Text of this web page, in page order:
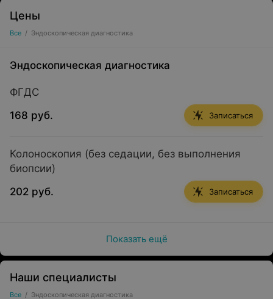
Цены
Все / Эндоскопическая диагностика
Эндоскопическая диагностика
ФГДС
168 руб.
Записаться
Колоноскопия (без седации, без выполнения
биопсии)
202 руб.
Записаться
Показать ещё
Наши специалисты
Все / Эндоскопическая диагностика